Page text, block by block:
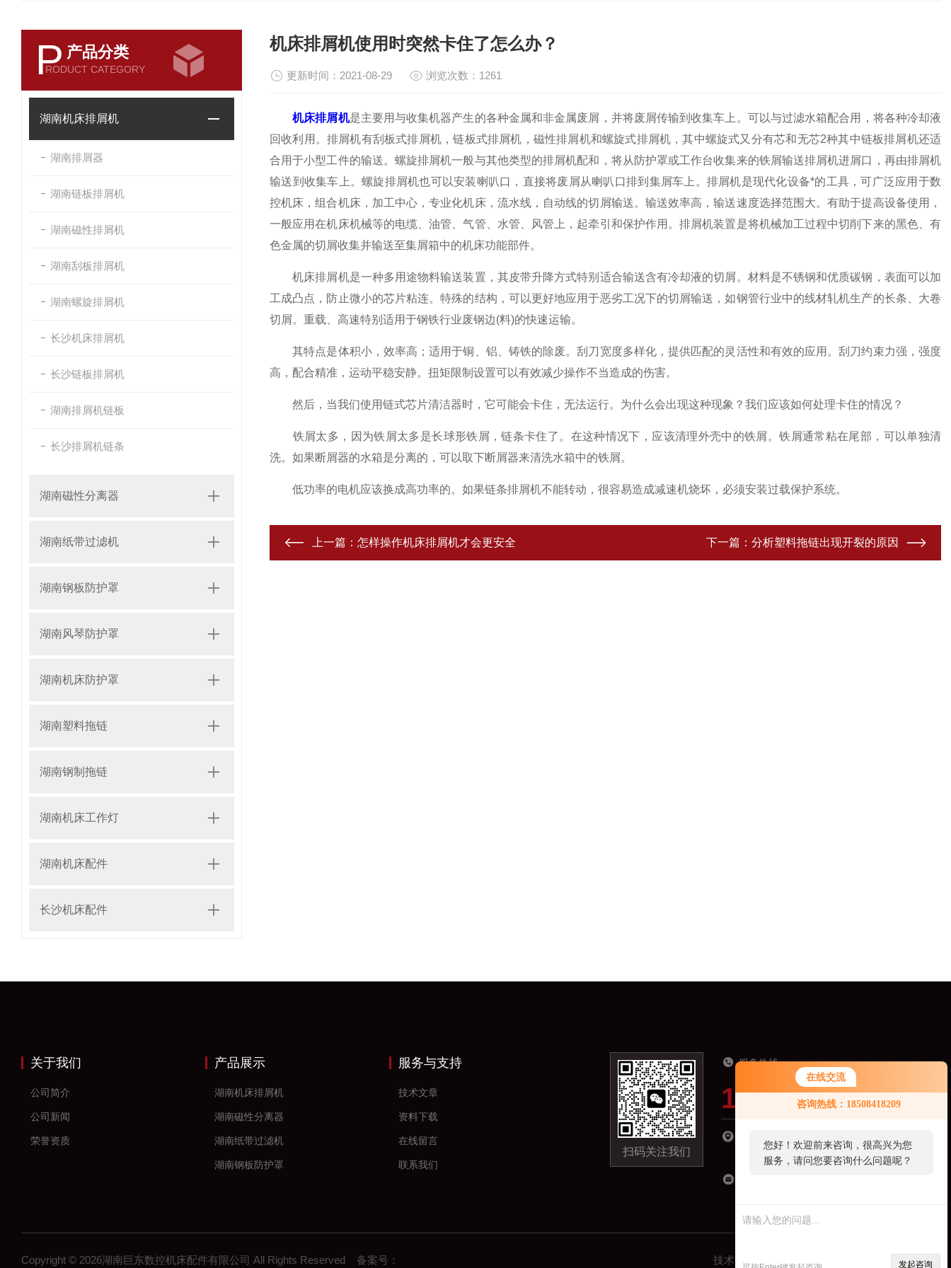
在线交流
咨询热线：18508418209
您好！欢迎前来咨询，很高兴为您
服务，请问您要咨询什么问题呢？
发起咨询
P 产品分类
RODUCT CATEGORY
湖南机床排屑机
湖南排屑器
湖南链板排屑机
湖南磁性排屑机
湖南刮板排屑机
湖南螺旋排屑机
长沙机床排屑机
长沙链板排屑机
湖南排屑机链板
长沙排屑机链条
湖南磁性分离器
湖南纸带过滤机
湖南钢板防护罩
湖南风琴防护罩
湖南机床防护罩
湖南塑料拖链
湖南钢制拖链
湖南机床工作灯
湖南机床配件
长沙机床配件
机床排屑机使用时突然卡住了怎么办？
更新时间：2021-08-29 浏览次数：1261
机床排屑机是主要用与收集机器产生的各种金属和非金属废屑，并将废屑传输到收集车上。可以与过滤水箱配合用，将各种冷却液
回收利用。排屑机有刮板式排屑机，链板式排屑机，磁性排屑机和螺旋式排屑机，其中螺旋式又分有芯和无芯2种其中链板排屑机还适
合用于小型工件的输送。螺旋排屑机一般与其他类型的排屑机配和，将从防护罩或工作台收集来的铁屑输送排屑机进屑口，再由排屑机
输送到收集车上。螺旋排屑机也可以安装喇叭口，直接将废屑从喇叭口排到集屑车上。排屑机是现代化设备*的工具，可广泛应用于数
控机床，组合机床，加工中心，专业化机床，流水线，自动线的切屑输送。输送效率高，输送速度选择范围大。有助于提高设备使用，
一般应用在机床机械等的电缆、油管、气管、水管、风管上，起牵引和保护作用。排屑机装置是将机械加工过程中切削下来的黑色、有
色金属的切屑收集并输送至集屑箱中的机床功能部件。
机床排屑机是一种多用途物料输送装置，其皮带升降方式特别适合输送含有冷却液的切屑。材料是不锈钢和优质碳钢，表面可以加
工成凸点，防止微小的芯片粘连。特殊的结构，可以更好地应用于恶劣工况下的切屑输送，如钢管行业中的线材轧机生产的长条、大卷
切屑。重载、高速特别适用于钢铁行业废钢边(料)的快速运输。
其特点是体积小，效率高；适用于铜、铝、铸铁的除废。刮刀宽度多样化，提供匹配的灵活性和有效的应用。刮刀约束力强，强度
高，配合精准，运动平稳安静。扭矩限制设置可以有效减少操作不当造成的伤害。
然后，当我们使用链式芯片清洁器时，它可能会卡住，无法运行。为什么会出现这种现象？我们应该如何处理卡住的情况？
铁屑太多，因为铁屑太多是长球形铁屑，链条卡住了。在这种情况下，应该清理外壳中的铁屑。铁屑通常粘在尾部，可以单独清
洗。如果断屑器的水箱是分离的，可以取下断屑器来清洗水箱中的铁屑。
低功率的电机应该换成高功率的。如果链条排屑机不能转动，很容易造成减速机烧坏，必须安装过载保护系统。
上一篇： 怎样操作机床排屑机才会更安全 下一篇： 分析塑料拖链出现开裂的原因
关于我们
公司简介
公司新闻
荣誉资质
产品展示
湖南机床排屑机
湖南磁性分离器
湖南纸带过滤机
湖南钢板防护罩
湖南塑料拖链
湖南钢制拖链
服务与支持
技术文章
资料下载
在线留言
联系我们
扫码关注我们
服务热线
19918821321
区C区-09栋301室
Copyright © 2026湖南巨东数控机床配件有限公司 All Rights Reserved 备案号： 技术支持： sitemap.xml